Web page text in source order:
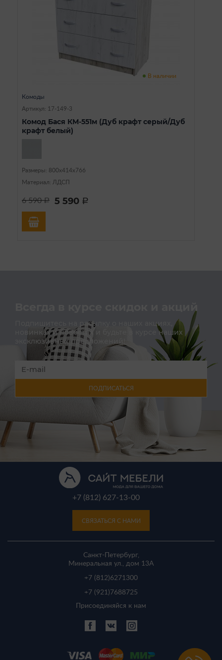
В наличии
Комоды
Артикул: 17-149-3
Комод Бася КМ-551м (Дуб крафт серый/Дуб
крафт белый)
Размеры: 800х414х766
Материал: ЛДСП
6 590a 5 590 a
Всегда в курсе скидок и акций
Подпишитесь на расылку о наших акциях,
новинках и новостях и будьте в курсе наших
эксклюзивных предложений!
ПОДПИСАТЬСЯ
+7 (812) 627-13-00
СВЯЗАТЬСЯ С НАМИ
Санкт-Петербург,
Минеральная ул., дом 13A
+7 (812)6271300
+7 (921) 7688725
Присоединяйся к нам